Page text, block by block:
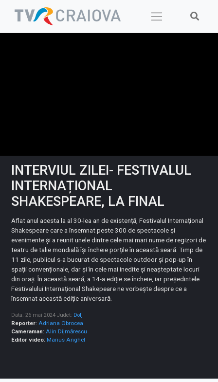
INTERVIUL ZILEI- FESTIVALUL
INTERNAȚIONAL
SHAKESPEARE, LA FINAL
Aflat anul acesta la al 30-lea an de existență, Festivalul Internațional
Shakespeare care a însemnat peste 300 de spectacole și
evenimente și a reunit unele dintre cele mai mari nume de regizori de
teatru de talie mondială își încheie porțile în această seară. Timp de
11 zile, publicul s-a bucurat de spectacole outdoor și pop-up în
spații convenționale, dar și în cele mai inedite și neașteptate locuri
din oraș. În această seară, a 14-a ediție se încheie, iar președintele
Festivalului Internațional Shakepeare ne vorbește despre ce a
însemnat această ediție aniversară.
Data: 26 mai 2024 Judet: Dolj
Reporter:Adriana Obrocea
Cameraman:Alin Dijmărescu
Editor video: Marius Anghel